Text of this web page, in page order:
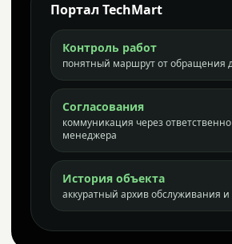
Портал TechMart
Контроль работ
понятный маршрут от обращения
Согласования
коммуникация через
менеджера
История объекта
аккуратный архив обслуживания